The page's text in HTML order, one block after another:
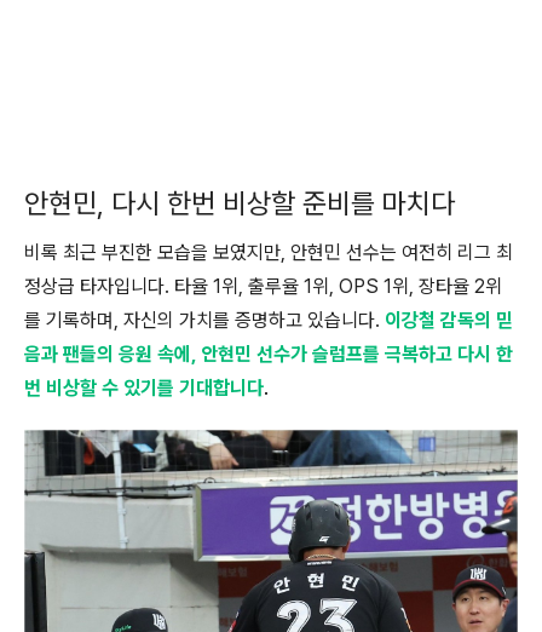
안현민, 다시 한번 비상할 준비를 마치다
비록 최근 부진한 모습을 보였지만, 안현민 선수는 여전히 리그 최
정상급 타자입니다. 타율 1위, 출루율 1위, OPS 1위, 장타율 2위
를 기록하며, 자신의 가치를 증명하고 있습니다. 이강철 감독의 믿
음과 팬들의 응원 속에, 안현민 선수가 슬럼프를 극복하고 다시 한
번 비상할 수 있기를 기대합니다.